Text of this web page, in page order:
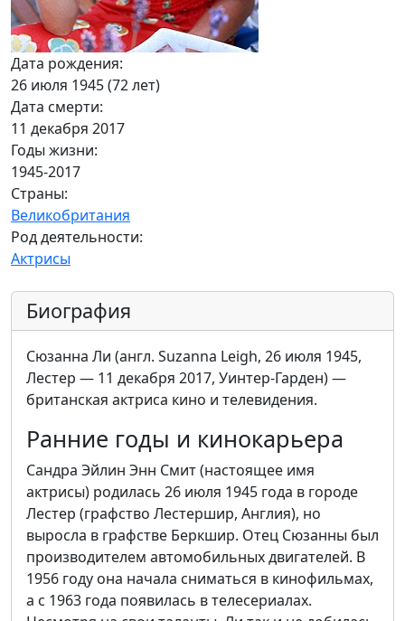
Дата рождения:
26 июля 1945 (72 лет)
Дата смерти:
11 декабря 2017
Годы жизни:
1945-2017
Страны:
Великобритания
Род деятельности:
Актрисы
Биография
Сюзанна Ли (англ. Suzanna Leigh, 26 июля 1945,
Лестер — 11 декабря 2017, Уинтер-Гарден) —
британская актриса кино и телевидения.
Ранние годы и кинокарьера
Сандра Эйлин Энн Смит (настоящее имя
актрисы) родилась 26 июля 1945 года в городе
Лестер (графство Лестершир, Англия), но
выросла в графстве Беркшир. Отец Сюзанны был
производителем автомобильных двигателей. В
1956 году она начала сниматься в кинофильмах,
а с 1963 года появилась в телесериалах.